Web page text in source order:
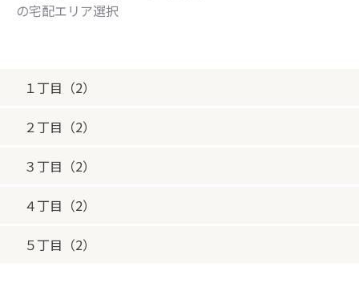
の宅配エリア選択
１丁目（2）
２丁目（2）
３丁目（2）
４丁目（2）
５丁目（2）